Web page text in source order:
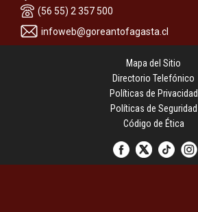
(56 55) 2 357 500
infoweb@goreantofagasta.cl
Mapa del Sitio
Directorio Telefónico
Políticas de Privacidad
Políticas de Seguridad
Código de Ética